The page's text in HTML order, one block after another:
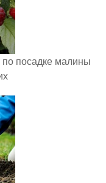
по посадке малины